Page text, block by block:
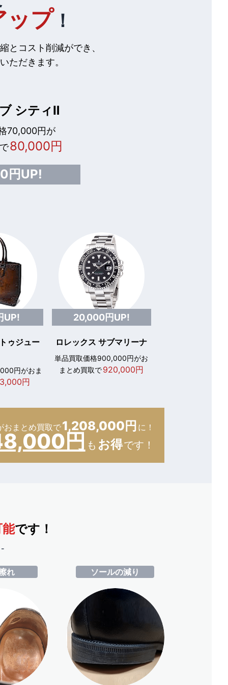
ップ ！
とコスト削減ができ、
ただきます。
シティⅡ
70,000円が
80,000円
円UP!
UP!
ゥジュー
円がおま
円
20,000円UP!
ロレックス サブマリーナ
単品買取価格900,000円がお
まとめ買取で920,000円
おまとめ買取で1,208,000円 に！
円 も お得です！
です！
-
れ ソールの減り